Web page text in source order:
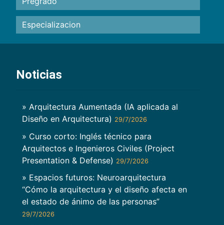
Especializacion
Noticias
» Arquitectura Aumentada (IA aplicada al
Diseño en Arquitectura) 29/7/2026
» Curso corto: Inglés técnico para
Arquitectos e Ingenieros Civiles (Project
Presentation & Defense) 29/7/2026
» Espacios futuros: Neuroarquitectura
“Cómo la arquitectura y el diseño afecta en
el estado de ánimo de las personas”
29/7/2026